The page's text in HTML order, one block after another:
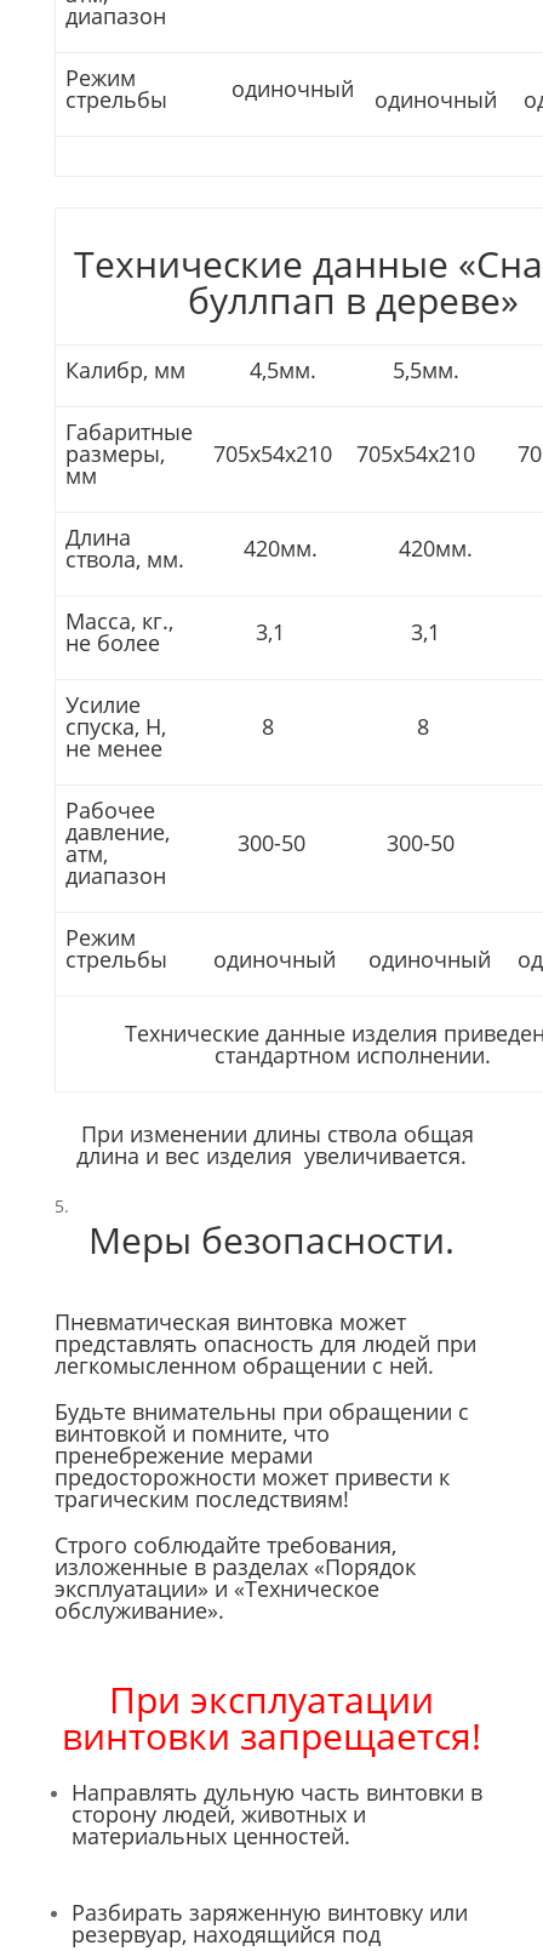
диапазон
Режим
стрельбы одиночный одиночный
Технические данные
буллпап в дереве»
Калибр, мм 4,5мм. 5,5мм.
Габаритные
размеры,
мм
705х54х210 705х54х210
Длина
ствола, мм. 420мм. 420мм.
Масса, кг.,
не более 3,1 3,1
Усилие
спуска, Н,
не менее
8 8
Рабочее
давление,
атм,
диапазон
300-50 300-50
Режим
стрельбы одиночный одиночный
Технические данные изделия
стандартном исполнении.
При изменении длины ствола общая
длина и вес изделия увеличивается.
Меры безопасности.
Пневматическая винтовка может
представлять опасность для людей при
легкомысленном обращении с ней.
Будьте внимательны при обращении с
винтовкой и помните, что
пренебрежение мерами
предосторожности может привести к
трагическим последствиям!
Строго соблюдайте требования,
изложенные в разделах «Порядок
эксплуатации» и «Техническое
обслуживание».
При эксплуатации
винтовки запрещается!
Направлять дульную часть винтовки в
сторону людей, животных и
материальных ценностей.
Разбирать заряженную винтовку или
резервуар, находящийся под